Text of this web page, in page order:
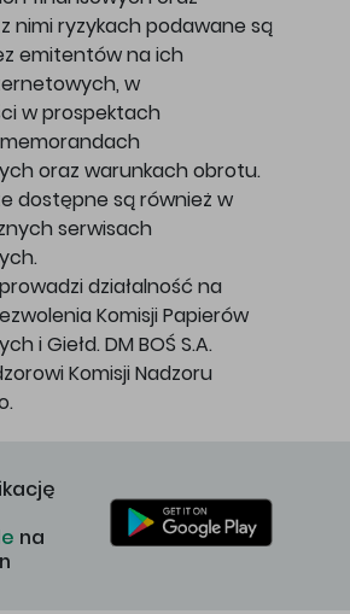
nimi ryzykach podawane są
emitentów na ich
w
w prospektach
oraz warunkach obrotu.
dostępne są również w
serwisach
prowadzi działalność na
Komisji Papierów
i Giełd. DM BOŚ S.A.
Komisji Nadzoru
na